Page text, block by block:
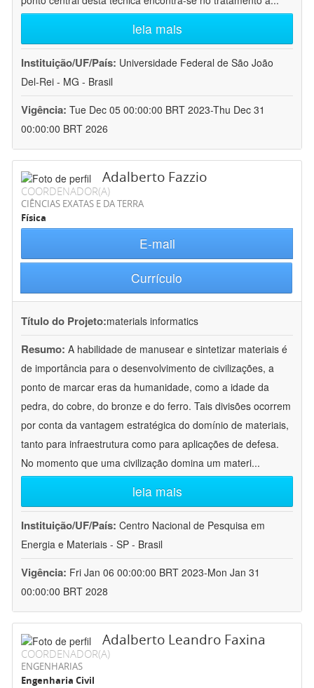
leia mais
Instituição/UF/País: Universidade Federal de São João
Del-Rei - MG - Brasil
Vigência: Tue Dec 05 00:00:00 BRT 2023-Thu Dec 31
00:00:00 BRT 2026
Adalberto Fazzio
COORDENADOR(A)
CIÊNCIAS EXATAS E DA TERRA
Física
E-mail
Currículo
Título do Projeto:materials informatics
Resumo: A habilidade de manusear e sintetizar materiais é
de importância para o desenvolvimento de civilizações, a
ponto de marcar eras da humanidade, como a idade da
pedra, do cobre, do bronze e do ferro. Tais divisões ocorrem
por conta da vantagem estratégica do domínio de materiais,
tanto para infraestrutura como para aplicações de defesa.
No momento que uma civilização domina um materi...
leia mais
Instituição/UF/País: Centro Nacional de Pesquisa em
Energia e Materiais - SP - Brasil
Vigência: Fri Jan 06 00:00:00 BRT 2023-Mon Jan 31
00:00:00 BRT 2028
Adalberto Leandro Faxina
COORDENADOR(A)
ENGENHARIAS
Engenharia Civil